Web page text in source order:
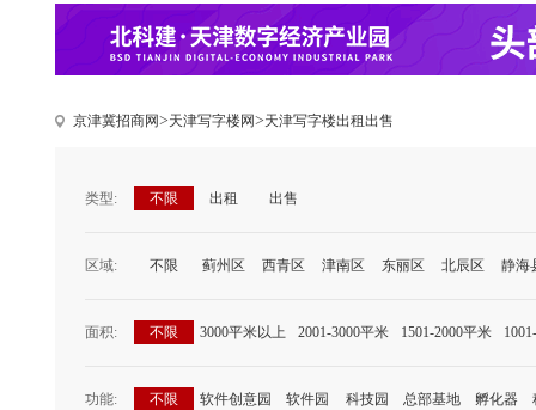
京津冀招商网>天津写字楼网>天津写字楼出租出售
类型: 不限 出租 出售
区域: 不限 蓟州区 西青区 津南区 东丽区 北辰区 静海
面积: 不限 3000平米以上 2001-3000平米 1501-2000平米
功能: 不限 软件创意园 软件园 科技园 总部基地 孵化器